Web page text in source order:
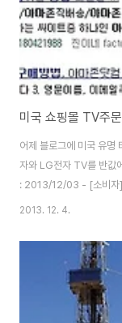
미국 쇼핑몰 TV주
어제 블로그에 미국 유명
자와 LG전자 TV를 반값
: 2013/12/03 - [소비자]
업체들은 미국에서 할인
가격 할인에 충분히 만족
직까지 사태 파악을 제
는 제품"을 국내에는 저
비자들에게는 값싼 제품
2013. 12. 4.